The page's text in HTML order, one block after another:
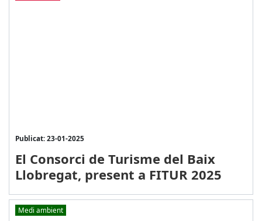
Publicat: 23-01-2025
El Consorci de Turisme del Baix
Llobregat, present a FITUR 2025
Medi ambient